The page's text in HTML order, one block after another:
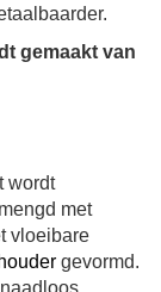
gemaakt van
wordt
met
vloeibare
gevormd.